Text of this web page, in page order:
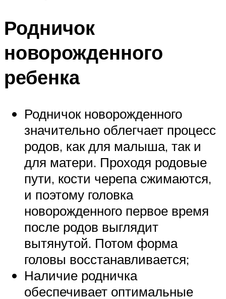
Родничок
новорожденного
ребенка
Родничок новорожденного
значительно облегчает процесс
родов, как для малыша, так и
для матери. Проходя родовые
пути, кости черепа сжимаются,
и поэтому головка
новорожденного первое время
после родов выглядит
вытянутой. Потом форма
головы восстанавливается;
Наличие родничка
обеспечивает оптимальные